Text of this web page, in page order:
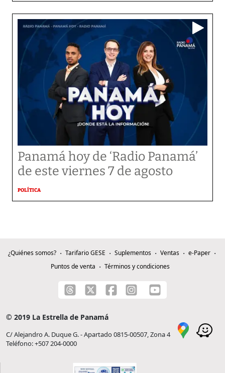
Panamá hoy de ‘Radio Panamá’
de este viernes 7 de agosto
POLÍTICA
¿Quiénes somos? Tarifario GESE Suplementos Ventas
e-Paper
Puntos de venta
Términos y condiciones
© 2019 La Estrella de Panamá
C/ Alejandro A. Duque G. - Apartado 0815-00507, Zona 4
Teléfono: +507 204-0000